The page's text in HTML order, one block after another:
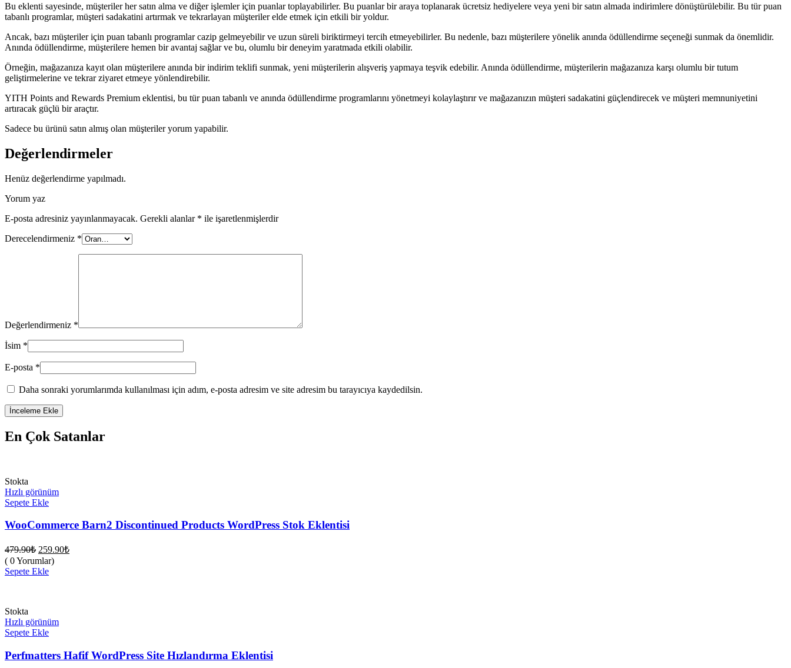
Bu eklenti sayesinde, müşteriler her satın alma ve diğer işlemler için puanlar toplayabilirler. Bu puanlar bir araya toplanarak ücretsiz hediyelere veya yeni bir satın almada indirimlere dönüştürülebilir. Bu tür puan
tabanlı programlar, müşteri sadakatini artırmak ve tekrarlayan müşteriler elde etmek için etkili bir yoldur.
Ancak, bazı müşteriler için puan tabanlı programlar cazip gelmeyebilir ve uzun süreli biriktirmeyi tercih etmeyebilirler. Bu nedenle, bazı müşterilere yönelik anında ödüllendirme seçeneği sunmak da önemlidir.
Anında ödüllendirme, müşterilere hemen bir avantaj sağlar ve bu, olumlu bir deneyim yaratmada etkili olabilir.
Örneğin, mağazanıza kayıt olan müşterilere anında bir indirim teklifi sunmak, yeni müşterilerin alışveriş yapmaya teşvik edebilir. Anında ödüllendirme, müşterilerin mağazanıza karşı olumlu bir tutum
geliştirmelerine ve tekrar ziyaret etmeye yönlendirebilir.
YITH Points and Rewards Premium eklentisi, bu tür puan tabanlı ve anında ödüllendirme programlarını yönetmeyi kolaylaştırır ve mağazanızın müşteri sadakatini güçlendirecek ve müşteri memnuniyetini
artıracak güçlü bir araçtır.
Sadece bu ürünü satın almış olan müşteriler yorum yapabilir.
Değerlendirmeler
Henüz değerlendirme yapılmadı.
Yorum yaz
E-posta adresiniz yayınlanmayacak. Gerekli alanlar * ile işaretlenmişlerdir
Derecelendirmeniz *
Değerlendirmeniz *
İsim *
E-posta *
Daha sonraki yorumlarımda kullanılması için adım, e-posta adresim ve site adresim bu tarayıcıya kaydedilsin.
En Çok Satanlar
Stokta
Hızlı görünüm
Sepete Ekle
WooCommerce Barn2 Discontinued Products WordPress Stok Eklentisi
479.90₺ Orijinal
fiyat:
479.90₺.
259.90₺Şu
( 0 Yorumlar)
Sepete Ekle
Stokta
Hızlı görünüm
Sepete Ekle
Perfmatters Hafif WordPress Site Hızlandırma Eklentisi